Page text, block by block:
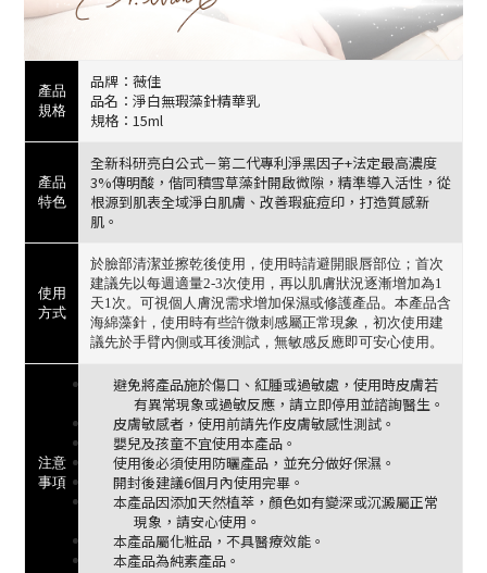
產品
規格
品牌：薇佳
品名：淨白無瑕藻針精華乳
規格：15ml
產品
特色
全新科研亮白公式－第二代專利淨黑因子+法定最高濃度
3%傳明酸，偕同積雪草藻針開啟微隙，精準導入活性，從
根源到肌表全域淨白肌膚、改善瑕疵痘印，打造質感新
肌。
使用
方式
於臉部清潔並擦乾後使用，使用時請避開眼唇部位；首次
建議先以每週適量2-3次使用，再以肌膚狀況逐漸增加為1
天1次。可視個人膚況需求增加保濕或修護產品。本產品含
海綿藻針，使用時有些許微刺感屬正常現象，初次使用建
議先於手臂內側或耳後測試，無敏感反應即可安心使用。
注意
事項
避免將產品施於傷口、紅腫或過敏處，使用時皮膚若
有異常現象或過敏反應，請立即停用並諮詢醫生。
皮膚敏感者，使用前請先作皮膚敏感性測試。
嬰兒及孩童不宜使用本產品。
使用後必須使用防曬產品，並充分做好保濕。
開封後建議6個月內使用完畢。
本產品因添加天然植萃，顏色如有變深或沉澱屬正常
現象，請安心使用。
本產品屬化粧品，不具醫療效能。
本產品為純素產品。